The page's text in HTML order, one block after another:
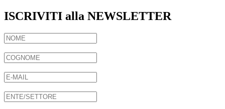
ISCRIVITI alla NEWSLETTER